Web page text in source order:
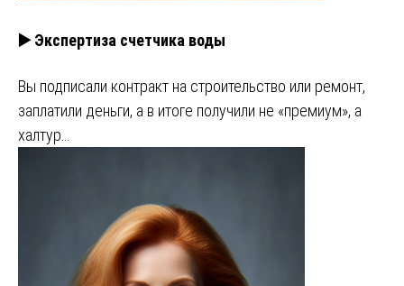
▶️ Экспертиза счетчика воды
Вы подписали контракт на строительство или ремонт,
заплатили деньги, а в итоге получили не «премиум», а
халтур…